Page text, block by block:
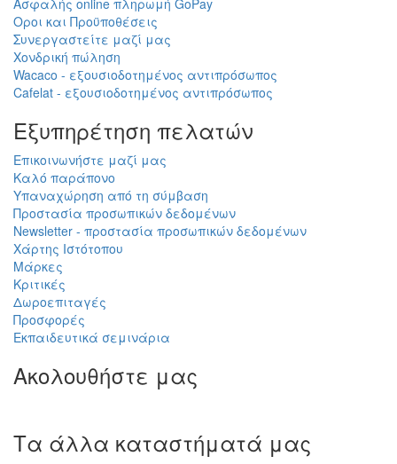
Οροι και Προϋποθέσεις
Συνεργαστείτε μαζί μας
Χονδρική πώληση
Wacaco - εξουσιοδοτημένος αντιπρόσωπος
Cafelat - εξουσιοδοτημένος αντιπρόσωπος
Εξυπηρέτηση πελατών
Επικοινωνήστε μαζί μας
Καλό παράπονο
Υπαναχώρηση από τη σύμβαση
Προστασία προσωπικών δεδομένων
Newsletter - προστασία προσωπικών δεδομένων
Χάρτης Ιστότοπου
Μάρκες
Κριτικές
Δωροεπιταγές
Προσφορές
Εκπαιδευτικά σεμινάρια
Ακολουθήστε μας
Τα άλλα καταστήματά μας